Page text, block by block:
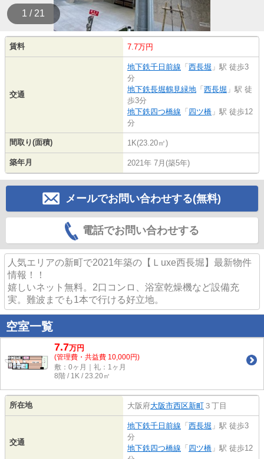
1 / 21
賃料 7.7万円
交通
地下鉄千日前線 「 西長堀 」駅 徒歩3
分
地下鉄長堀鶴見緑地 「 西長堀 」駅 徒
歩3分
地下鉄四つ橋線 「 四ツ橋 」駅 徒歩12
分
間取り(面積) 1K(23.20㎡)
築年月 2021年 7月(築5年)
メールでお問い合わせする(無料)
電話でお問い合わせする
人気エリアの新町で2021年築の【Ｌuxe西長堀】最新物件
情報！！
嬉しいネット無料。2口コンロ、浴室乾燥機など設備充
実。難波までも1本で行ける好立地。
空室一覧
7.7万円
(管理費・共益費 10,000円)
敷：0ヶ月｜礼：1ヶ月
8階 / 1K / 23.20㎡
所在地 大阪府大阪市西区新町 ３丁目
交通
地下鉄千日前線 「 西長堀 」駅 徒歩3
分
地下鉄四つ橋線 「 四ツ橋 」駅 徒歩12